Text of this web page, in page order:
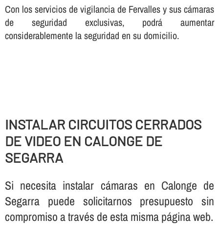
Con los servicios de vigilancia de Fervalles y sus cámaras
de seguridad exclusivas, podrá aumentar
considerablemente la seguridad en su domicilio.
INSTALAR CIRCUITOS CERRADOS
DE VIDEO EN CALONGE DE
SEGARRA
Si necesita instalar cámaras en Calonge de
Segarra puede solicitarnos presupuesto sin
compromiso a través de esta misma página web.